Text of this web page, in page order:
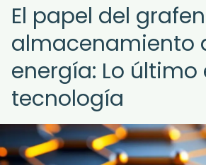
El papel del
almacenamiento
energía: Lo último
tecnología